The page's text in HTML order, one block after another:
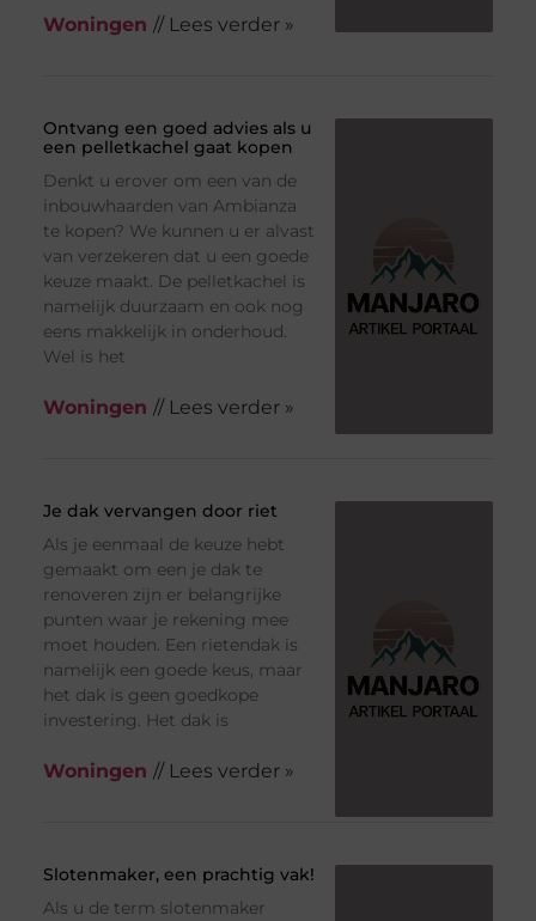
Woningen // Lees verder »
Ontvang een goed advies als u
een pelletkachel gaat kopen
Denkt u erover om een van de
inbouwhaarden van Ambianza
te kopen? We kunnen u er alvast
van verzekeren dat u een goede
keuze maakt. De pelletkachel is
namelijk duurzaam en ook nog
eens makkelijk in onderhoud.
Wel is het
Woningen // Lees verder »
Je dak vervangen door riet
Als je eenmaal de keuze hebt
gemaakt om een je dak te
renoveren zijn er belangrijke
punten waar je rekening mee
moet houden. Een rietendak is
namelijk een goede keus, maar
het dak is geen goedkope
investering. Het dak is
Woningen // Lees verder »
Slotenmaker, een prachtig vak!
Als u de term slotenmaker